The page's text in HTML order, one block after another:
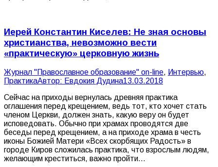
Иерей Константин Киселев: Не зная основы
христианства, невозможно вести
«практическую» церковную жизнь
Журнал "Православное образование" on-line, Интервью,
ПрактикаАвтор: Евдокия Дудина13.03.2018
Сейчас на приходы вернулась древняя практика
оглашения перед крещением, ведь тот, кто хочет стать
членом Церкви, должен знать, какую веру он будет
исповедовать. Обычно при храмах проводятся две
беседы перед крещением, а на приходе храма в честь
иконы Божией Матери «Всех скорбящих Радость» в
городе Киров сложилась практика, что взрослым людям,
желающим креститься, важно пройти…